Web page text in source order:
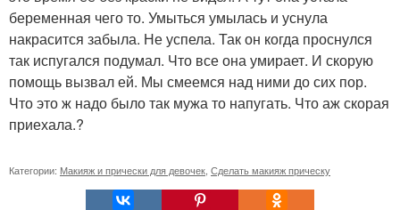
беременная чего то. Умыться умылась и уснула
накрасится забыла. Не успела. Так он когда проснулся
так испугался подумал. Что все она умирает. И скорую
помощь вызвал ей. Мы смеемся над ними до сих пор.
Что это ж надо было так мужа то напугать. Что аж скорая
приехала.?
Категории: Макияж и прически для девочек Сделать макияж прическу